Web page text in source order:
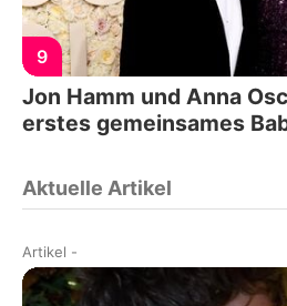
9
Jon Hamm und Anna
erstes gemeinsames
Aktuelle Artikel
Artikel -